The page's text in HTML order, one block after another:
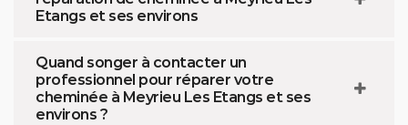
Etangs et ses environs
Quand songer à contacter un
professionnel pour réparer votre
cheminée à Meyrieu Les Etangs et ses
environs ?